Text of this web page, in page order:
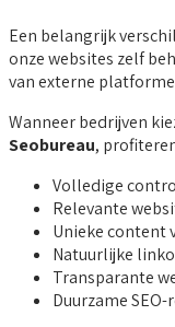
Een belangrijk
onze websites zelf
van externe
Wanneer bedrijven
Seobureau,
Volledige
Relevante
Unieke content
Natuurlijke
Transparante
Duurzame